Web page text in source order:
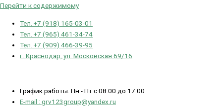
Перейти к содержимому
Тел. +7 (918) 165-03-01
Тел. +7 (965) 461-34-74
Тел. +7 (909) 466-39-95
г. Краснодар, ул. Московская 69/16
График работы: Пн - Пт с 08:00 до 17:00
E-mail : grv123group@yandex.ru